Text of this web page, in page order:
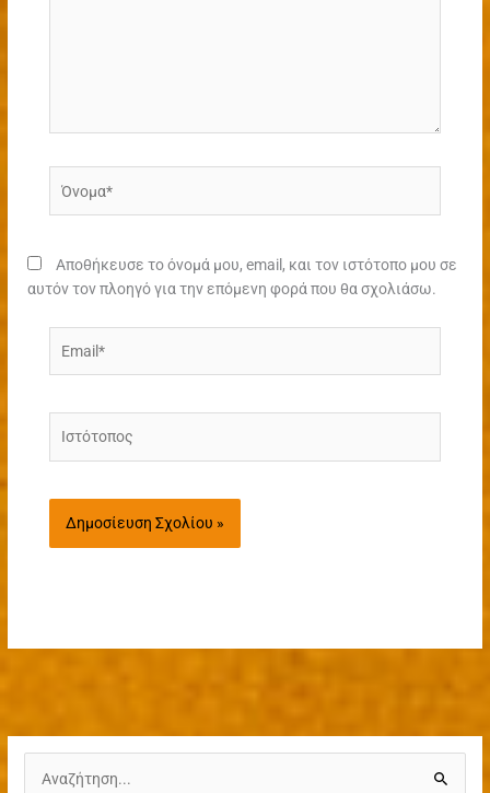
Αποθήκευσε το όνομά μου, email, και τον ιστότοπο μου σε
αυτόν τον πλοηγό για την επόμενη φορά που θα σχολιάσω.